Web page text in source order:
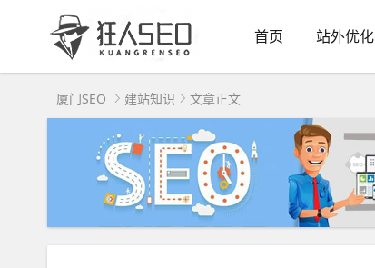
首页 站外优化
厦门SEO 建站知识 文章正文